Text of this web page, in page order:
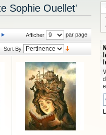
Sophie Ouellet'
Afficher par page
Sort By